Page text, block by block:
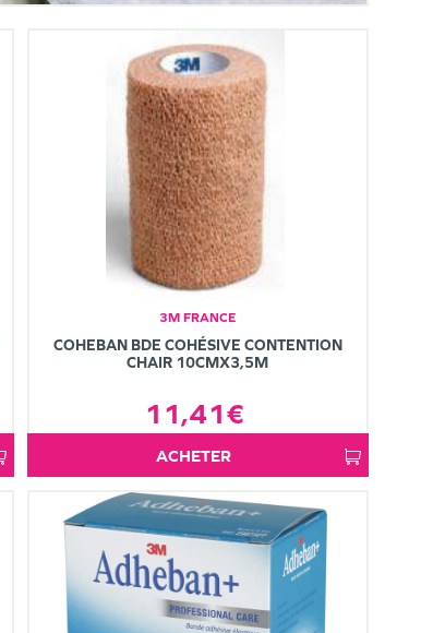
3M FRANCE
COHEBAN BDE COHÉSIVE CONTENTION
CHAIR 10CMX3,5M
11,41€
ACHETER